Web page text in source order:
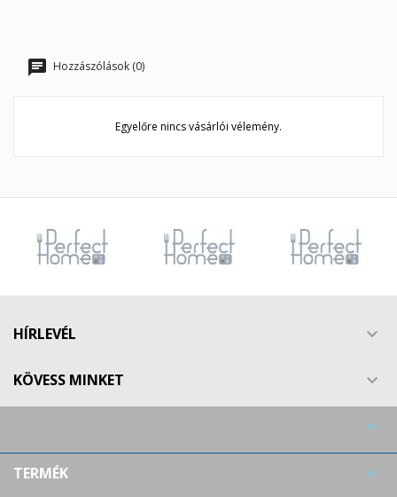
Hozzászólások (0)
Egyelőre nincs vásárlói vélemény.
HÍRLEVÉL 
KÖVESS MINKET 

TERMÉK 